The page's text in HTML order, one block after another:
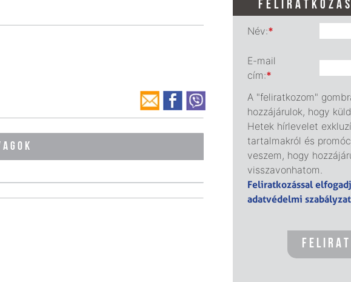
Név:*
E-mail
cím:*
A "feliratkozom"
hozzájárulok, hogy
Hetek hírlevelet
tartalmakról és
veszem, hogy
visszavonhatom.
Feliratkozással
adatvédelmi